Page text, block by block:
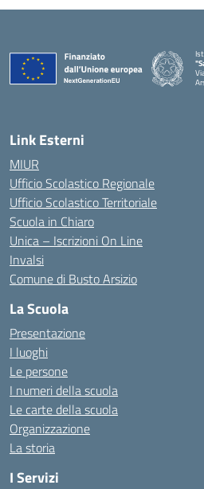
Link Esterni
MIUR
Ufficio Scolastico Regionale
Ufficio Scolastico Territoriale
Scuola in Chiaro
Unica – Iscrizioni On Line
Invalsi
Comune di Busto Arsizio
La Scuola
Presentazione
I luoghi
Le persone
I numeri della scuola
Le carte della scuola
Organizzazione
La storia
I Servizi